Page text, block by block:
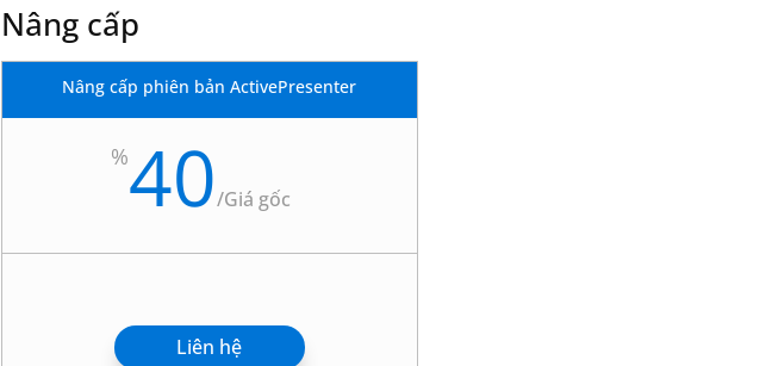
Nâng cấp
Nâng cấp phiên bản ActivePresenter
%40/Giá gốc
Liên hệ